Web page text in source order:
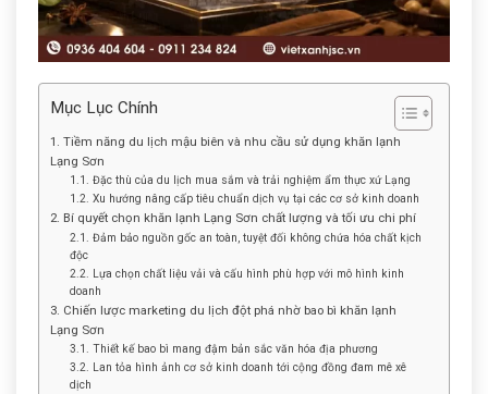
Mục Lục Chính
1. Tiềm năng du lịch mậu biên và nhu cầu sử dụng khăn lạnh
Lạng Sơn
1.1. Đặc thù của du lịch mua sắm và trải nghiệm ẩm thực xứ Lạng
1.2. Xu hướng nâng cấp tiêu chuẩn dịch vụ tại các cơ sở kinh doanh
2. Bí quyết chọn khăn lạnh Lạng Sơn chất lượng và tối ưu chi phí
2.1. Đảm bảo nguồn gốc an toàn, tuyệt đối không chứa hóa chất kịch
độc
2.2. Lựa chọn chất liệu vải và cấu hình phù hợp với mô hình kinh
doanh
3. Chiến lược marketing du lịch đột phá nhờ bao bì khăn lạnh
Lạng Sơn
3.1. Thiết kế bao bì mang đậm bản sắc văn hóa địa phương
3.2. Lan tỏa hình ảnh cơ sở kinh doanh tới cộng đồng đam mê xê
dịch